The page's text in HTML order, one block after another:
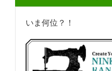
いま何位？！